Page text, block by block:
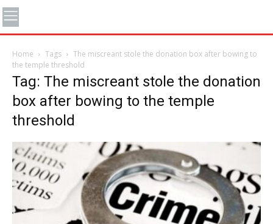
Home Tags
The miscreant stole the donation box after bowing to
the temple threshold
Tag: The miscreant stole the donation
box after bowing to the temple
threshold